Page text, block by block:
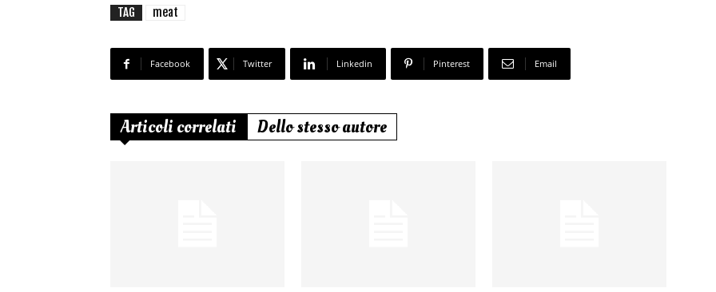
TAG meat
Facebook Twitter Linkedin Pinterest Email
Articoli correlati Dello stesso autore